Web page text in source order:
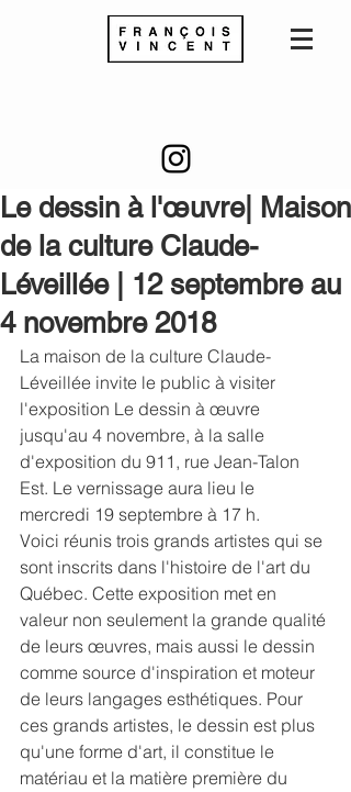
Le dessin à l'œuvre| Maison
de la culture Claude-
Léveillée | 12 septembre au
4 novembre 2018
La maison de la culture Claude-
Léveillée invite le public à visiter
l'exposition Le dessin à œuvre
jusqu'au 4 novembre, à la salle
d'exposition du 911, rue Jean-Talon
Est. Le vernissage aura lieu le
mercredi 19 septembre à 17 h.
Voici réunis trois grands artistes qui se
sont inscrits dans l'histoire de l'art du
Québec. Cette exposition met en
valeur non seulement la grande qualité
de leurs œuvres, mais aussi le dessin
comme source d'inspiration et moteur
de leurs langages esthétiques. Pour
ces grands artistes, le dessin est plus
qu'une forme d'art, il constitue le
matériau et la matière première du